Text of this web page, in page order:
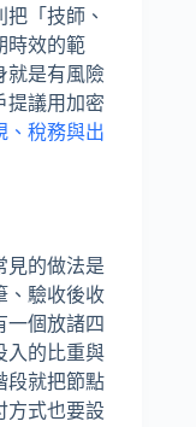
把「技師、
時效的範
就是有風險
提議用加密
、稅務與出
見的做法是
、驗收後收
一個放諸四
入的比重與
段就把節點
方式也要設